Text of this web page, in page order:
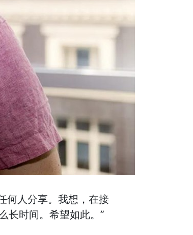
何人分享。我想，在接
长时间。希望如此。”